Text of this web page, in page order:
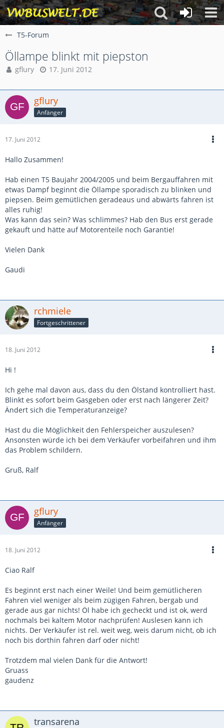
T5-Forum
Öllampe blinkt mit piepston
gflury 17. Juni 2012
gflury
Anfänger
17. Juni 2012
Hallo Zusammen!
Hab einen T5 Baujahr 2004/2005 und beim Bergauffahren mit
etwas Dampf beginnt die Öllampe sporadisch zu blinken und
piepsen. Beim gemütlichen geradeaus und abwärts fahren ist
alles ruhig!
Was kann das sein? Was schlimmes? Hab den Bus erst gerade
gekauft und hätte auf Motorenteile noch Garantie!
Vielen Dank
Gaudi
rchmiele
Fortgeschrittener
18. Juni 2012
Hi !
Ich gehe mal davon aus, dass du den Ölstand kontrolliert hast.
Blinkt es sofort beim Gasgeben oder erst nach längerer Zeit?
Ändert sich die Temperaturanzeige?
Hast du die Möglichkeit den Fehlerspeicher auszulesen?
Ansonsten würde ich bei dem Verkäufer vorbeifahren und ihm
das Problem schildern.
Gruß, Ralf
gflury
Anfänger
18. Juni 2012
Ciao Ralf
Es beginnt erst nach einer Weile! Und beim gemütlicheren
Fahren viel weniger als beim zügigen Fahren, bergab und
gerade aus gar nichts! Öl habe ich gecheckt und ist ok, werd
nochmals bei kaltem Motor nachprüfen! Auslesen kann ich
nichts. Der Verkäufer ist rel. weit weg, weis darum nicht, ob ich
noch bis dorthin fahren darf oder nicht!
Trotzdem mal vielen Dank für die Antwort!
Gruass
gaudenz
transarena